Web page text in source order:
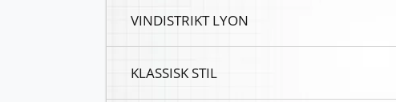
VINDISTRIKT LYON
KLASSISK STIL